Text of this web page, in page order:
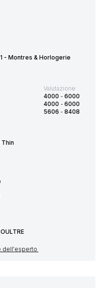
- Montres & Horlogerie
Valutazione:
4000 - 6000
4000 - 6000
5606 - 8408
dell'esperto